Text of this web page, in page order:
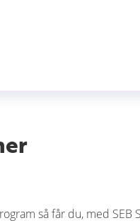
så får du, med SEB